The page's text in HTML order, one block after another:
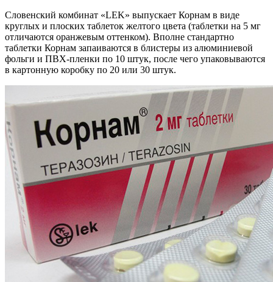
Словенский комбинат «LEK» выпускает Корнам в виде
круглых и плоских таблеток желтого цвета (таблетки на 5 мг
отличаются оранжевым оттенком). Вполне стандартно
таблетки Корнам запаиваются в блистеры из алюминиевой
фольги и ПВХ-пленки по 10 штук, после чего упаковываются
в картонную коробку по 20 или 30 штук.